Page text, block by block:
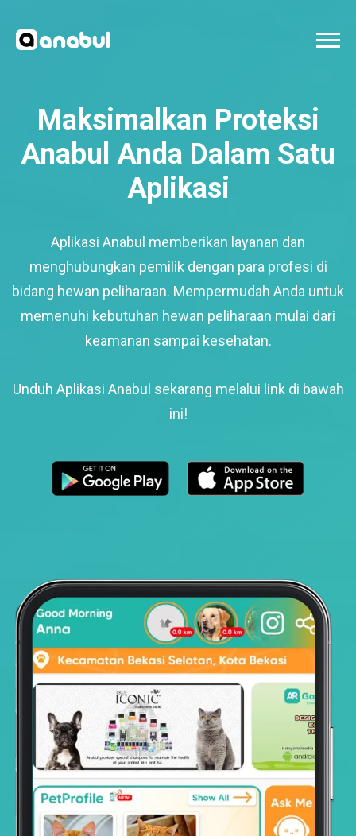
Maksimalkan Proteksi
Anabul Anda Dalam Satu
Aplikasi
Aplikasi Anabul memberikan layanan dan
menghubungkan pemilik dengan para profesi di
bidang hewan peliharaan. Mempermudah Anda untuk
memenuhi kebutuhan hewan peliharaan mulai dari
keamanan sampai kesehatan.
Unduh Aplikasi Anabul sekarang melalui link di bawah
ini!